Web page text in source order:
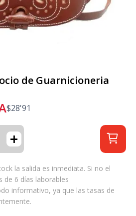
de Guarnicioneria
$28'91
+
la salida es inmediata. Si no el
de 6 días laborables
informativo, ya que las tasas de